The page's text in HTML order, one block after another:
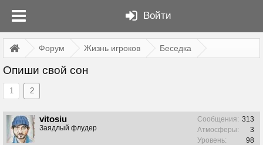
Войти
Форум Жизнь игроков Беседка
Опиши свой сон
1 2
vitosiu
Заядлый флудер
Сообщения: 313
Атмосферы:
3
Уровень:
98